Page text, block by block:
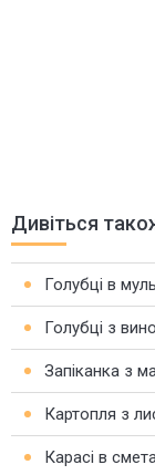
Дивіться
Голубці в
Голубці з
Запіканка з
Картопля з
Карасі в